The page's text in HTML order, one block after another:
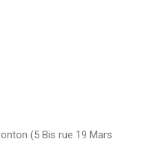
(5 Bis rue 19 Mars